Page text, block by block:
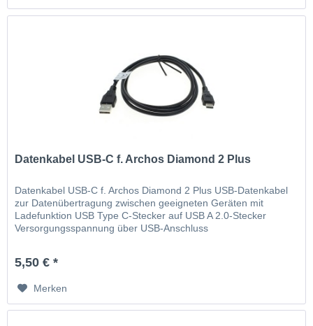
Datenkabel USB-C f. Archos Diamond 2 Plus
Datenkabel USB-C f. Archos Diamond 2 Plus USB-Datenkabel
zur Datenübertragung zwischen geeigneten Geräten mit
Ladefunktion USB Type C-Stecker auf USB A 2.0-Stecker
Versorgungsspannung über USB-Anschluss
5,50 € *
Merken